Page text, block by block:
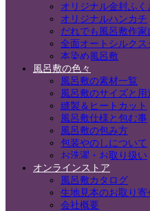
オリジナル金封ふく
オリジナルハンカチ
だれでも風呂敷作家
全面オートシルク
本染め風呂敷
風呂敷の色々
風呂敷の素材一覧
風呂敷のサイズと用
縫製＆ヒートカット
風呂敷仕様と包む事
風呂敷の包み方
包装やのしについて
お洗濯・お取り扱い
オンラインストア
風呂敷カタログ
生地見本のお取り寄
会社概要